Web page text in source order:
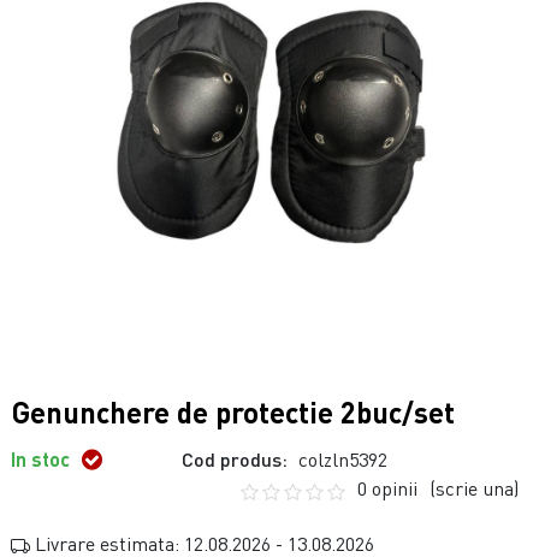
Genunchere de protectie 2buc/set
In stoc Cod produs: colzln5392
0 opinii (scrie una)
Livrare estimata: 12.08.2026 - 13.08.2026